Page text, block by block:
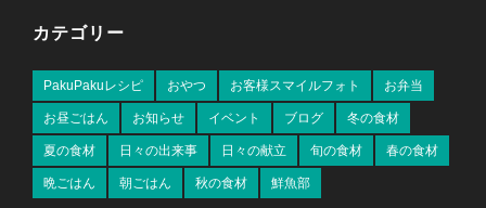
カテゴリー
PakuPakuレシピ おやつ お客様スマイルフォト お弁当
お昼ごはん お知らせ イベント ブログ 冬の食材
夏の食材 日々の出来事 日々の献立 旬の食材 春の食材
晩ごはん 朝ごはん 秋の食材 鮮魚部